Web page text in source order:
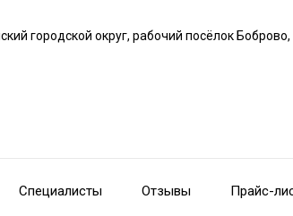
городской округ, рабочий посёлок
Специалисты Отзывы Прайс-